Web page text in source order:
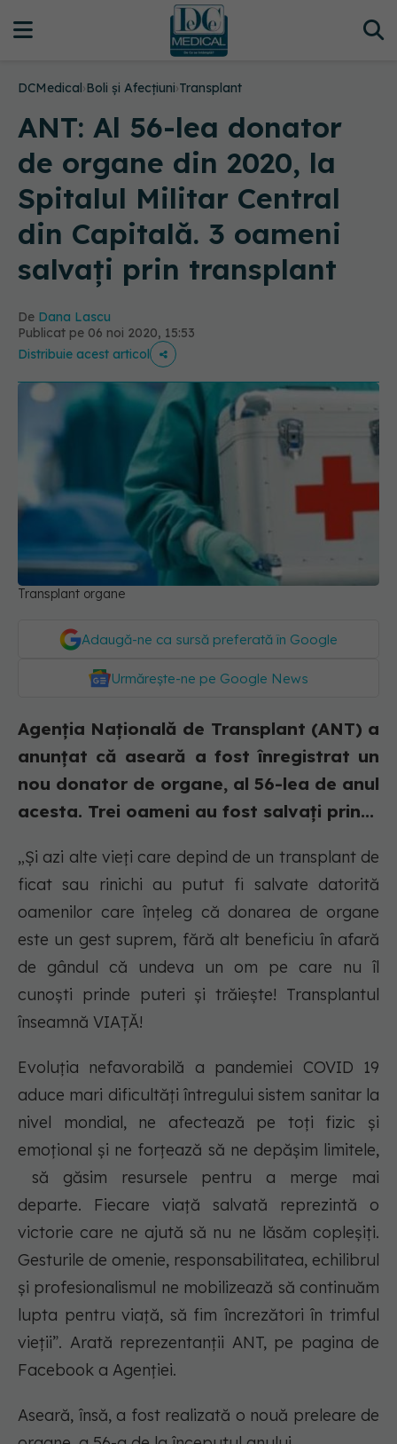
DCMedical›Boli și Afecțiuni›Transplant
ANT: Al 56-lea donator
de organe din 2020, la
Spitalul Militar Central
din Capitală. 3 oameni
salvați prin transplant
De Dana Lascu
Publicat pe 06 noi 2020, 15:53
Distribuie acest articol
Transplant organe
Adaugă-ne ca sursă preferată în Google
Urmărește-ne pe Google News
Agenția Națională de Transplant (ANT) a
anunțat că aseară a fost înregistrat un
nou donator de organe, al 56-lea de anul
acesta. Trei oameni au fost salvați prin...
„Și azi alte vieți care depind de un transplant de
ficat sau rinichi au putut fi salvate datorită
oamenilor care înțeleg că donarea de organe
este un gest suprem, fără alt beneficiu în afară
de gândul că undeva un om pe care nu îl
cunoști prinde puteri și trăiește! Transplantul
înseamnă VIAȚĂ!
Evoluția nefavorabilă a pandemiei COVID 19
aduce mari dificultăți întregului sistem sanitar la
nivel mondial, ne afectează pe toți fizic și
emoțional și ne forțează să ne depășim limitele,
să găsim resursele pentru a merge mai
departe. Fiecare viață salvată reprezintă o
victorie care ne ajută să nu ne lăsăm copleșiți.
Gesturile de omenie, responsabilitatea, echilibrul
și profesionalismul ne mobilizează să continuăm
lupta pentru viață, să fim încrezători în trimful
vieții”. Arată reprezentanții ANT, pe pagina de
Facebook a Agenției.
Aseară, însă, a fost realizată o nouă preleare de